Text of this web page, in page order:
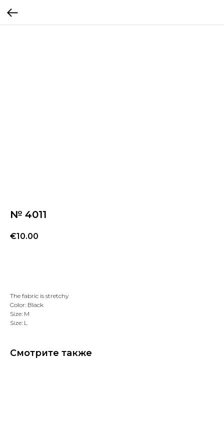
№ 4011
€10.00
The fabric is stretchy
Color: Black
Size: M
Size: L
Смотрите также